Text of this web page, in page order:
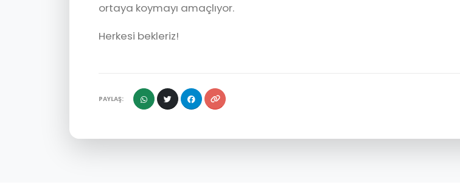
ortaya koymayı amaçlıyor.
Herkesi bekleriz!
PAYLAŞ: